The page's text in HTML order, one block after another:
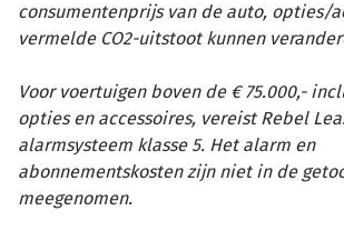
consumentenprijs van de auto, opties/
vermelde CO2-uitstoot kunnen
Voor voertuigen boven de € 75.000,-
opties en accessoires, vereist Rebel
alarmsysteem klasse 5. Het alarm en
abonnementskosten zijn niet in de
meegenomen.